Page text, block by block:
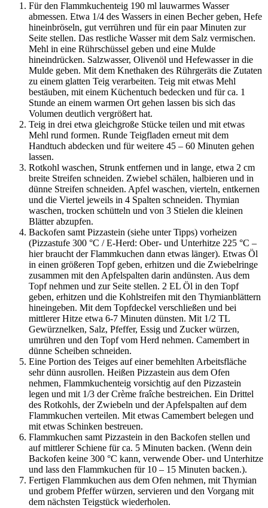
Für den Flammkuchenteig 190 ml lauwarmes Wasser
abmessen. Etwa 1/4 des Wassers in einen Becher geben, Hefe
hineinbröseln, gut verrühren und für ein paar Minuten zur
Seite stellen. Das restliche Wasser mit dem Salz vermischen.
Mehl in eine Rührschüssel geben und eine Mulde
hineindrücken. Salzwasser, Olivenöl und Hefewasser in die
Mulde geben. Mit dem Knethaken des Rührgeräts die Zutaten
zu einem glatten Teig verarbeiten. Teig mit etwas Mehl
bestäuben, mit einem Küchentuch bedecken und für ca. 1
Stunde an einem warmen Ort gehen lassen bis sich das
Volumen deutlich vergrößert hat.
Teig in drei etwa gleichgroße Stücke teilen und mit etwas
Mehl rund formen. Runde Teigfladen erneut mit dem
Handtuch abdecken und für weitere 45 – 60 Minuten gehen
lassen.
Rotkohl waschen, Strunk entfernen und in lange, etwa 2 cm
breite Streifen schneiden. Zwiebel schälen, halbieren und in
dünne Streifen schneiden. Apfel waschen, vierteln, entkernen
und die Viertel jeweils in 4 Spalten schneiden. Thymian
waschen, trocken schütteln und von 3 Stielen die kleinen
Blätter abzupfen.
Backofen samt Pizzastein (siehe unter Tipps) vorheizen
(Pizzastufe 300 °C / E-Herd: Ober- und Unterhitze 225 °C –
hier braucht der Flammkuchen dann etwas länger). Etwas Öl
in einen größeren Topf geben, erhitzen und die Zwiebelringe
zusammen mit den Apfelspalten darin andünsten. Aus dem
Topf nehmen und zur Seite stellen. 2 EL Öl in den Topf
geben, erhitzen und die Kohlstreifen mit den Thymianblättern
hineingeben. Mit dem Topfdeckel verschließen und bei
mittlerer Hitze etwa 6-7 Minuten dünsten. Mit 1/2 TL
Gewürznelken, Salz, Pfeffer, Essig und Zucker würzen,
umrühren und den Topf vom Herd nehmen. Camembert in
dünne Scheiben schneiden.
Eine Portion des Teiges auf einer bemehlten Arbeitsfläche
sehr dünn ausrollen. Heißen Pizzastein aus dem Ofen
nehmen, Flammkuchenteig vorsichtig auf den Pizzastein
legen und mit 1/3 der Crème fraîche bestreichen. Ein Drittel
des Rotkohls, der Zwiebeln und der Apfelspalten auf dem
Flammkuchen verteilen. Mit etwas Camembert belegen und
mit etwas Schinken bestreuen.
Flammkuchen samt Pizzastein in den Backofen stellen und
auf mittlerer Schiene für ca. 5 Minuten backen. (Wenn dein
Backofen keine 300 °C kann, verwende Ober- und Unterhitze
und lass den Flammkuchen für 10 – 15 Minuten backen.).
Fertigen Flammkuchen aus dem Ofen nehmen, mit Thymian
und grobem Pfeffer würzen, servieren und den Vorgang mit
dem nächsten Teigstück wiederholen.